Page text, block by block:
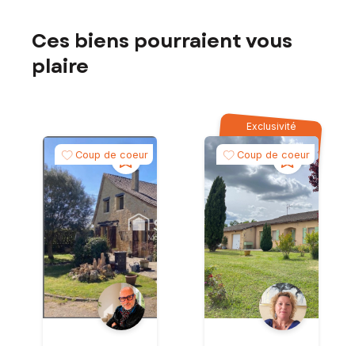
Ces biens pourraient vous
plaire
Coup de coeur
Exclusivité
Coup de coeur